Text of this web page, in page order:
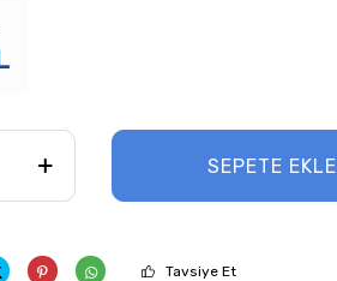
SEPETE EKLE
Tavsiye Et